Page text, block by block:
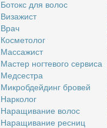
Бо­токс для во­лос
Ви­за­жист
Врач
Кос­ме­то­лог
Мас­са­жист
Ма­стер ног­те­во­го сер­ви­са
Мед­сест­ра
Мик­роб­дей­динг бро­вей
Нар­ко­лог
На­ра­щи­ва­ние во­лос
На­ра­щи­ва­ние рес­ниц